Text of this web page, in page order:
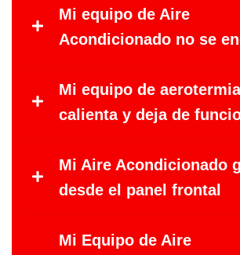
Mi equipo de Aire
Acondicionado no se
Mi equipo de
calienta y deja de
Mi Aire Acondicionado
desde el panel frontal
Mi Equipo de Aire